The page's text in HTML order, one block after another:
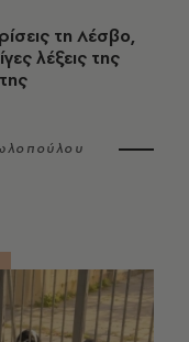
τη Λέσβο,
λέξεις της